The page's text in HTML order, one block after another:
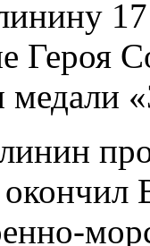
Героя
медали